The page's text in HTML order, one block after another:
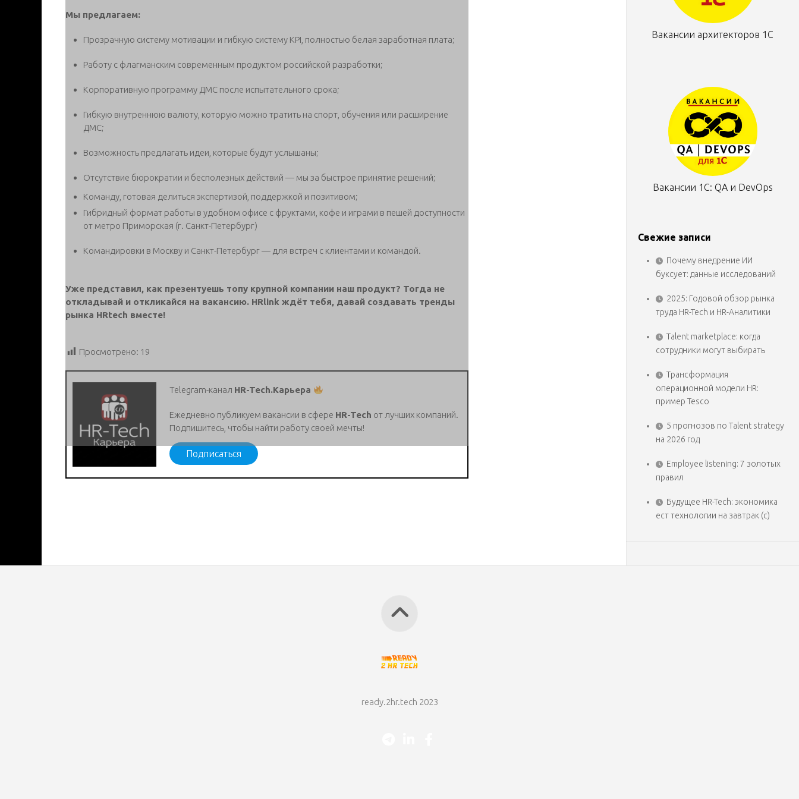
Мы предлагаем:
Прозрачную систему мотивации и гибкую систему KPI, полностью белая заработная плата;
Работу с флагманским современным продуктом российской разработки;
Корпоративную программу ДМС после испытательного срока;
Гибкую внутреннюю валюту, которую можно тратить на спорт, обучения или расширение
ДМС;
Возможность предлагать идеи, которые будут услышаны;
Отсутствие бюрократии и бесполезных действий — мы за быстрое принятие решений;
Команду, готовая делиться экспертизой, поддержкой и позитивом;
Гибридный формат работы в удобном офисе с фруктами, кофе и играми в пешей доступности
от метро Приморская (г. Санкт-Петербург)
Командировки в Москву и Санкт-Петербург — для встреч с клиентами и командой.
Уже представил, как презентуешь топу крупной компании наш продукт? Тогда не
откладывай и откликайся на вакансию. HRlink ждёт тебя, давай создавать тренды
рынка HRtech вместе!
Просмотрено: 19
Telegram-канал HR-Tech.Карьера
Ежедневно публикуем вакансии в сфере HR-Tech от лучших компаний.
Подпишитесь, чтобы найти работу своей мечты!
Подписаться
Вакансии архитекторов 1С
Вакансии 1С: QA и DevOps
Свежие записи
Почему внедрение ИИ
буксует: данные исследований
2025: Годовой обзор рынка
труда HR-Tech и HR-Аналитики
Talent marketplace: когда
сотрудники могут выбирать
Трансформация
операционной модели HR:
пример Tesco
5 прогнозов по Talent strategy
на 2026 год
Employee listening: 7 золотых
правил
Будущее HR-Tech: экономика
ест технологии на завтрак (с)
ready.2hr.tech 2023